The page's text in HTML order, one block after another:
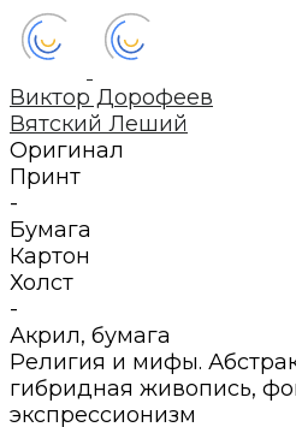
Виктор Дорофеев
Вятский Леший
Оригинал
Принт
-
Бумага
Картон
Холст
-
Акрил, бумага
Религия и мифы.
гибридная живопись,
экспрессионизм